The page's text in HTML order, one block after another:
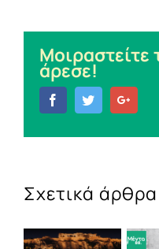
Μοιραστείτε
άρεσε!
FacebookTwitter
Σχετικά άρθρα